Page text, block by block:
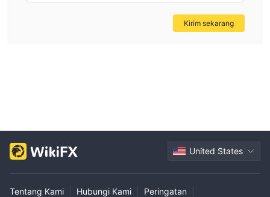
Kirim sekarang
United States
Tentang Kami Hubungi Kami Peringatan